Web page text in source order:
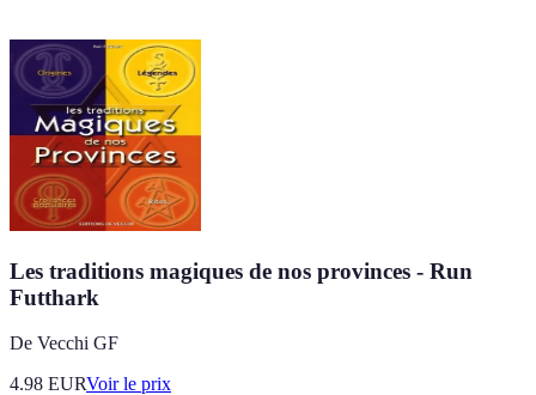
Les traditions magiques de nos provinces - Run
Futthark
De Vecchi GF
4.98 EURVoir le prix